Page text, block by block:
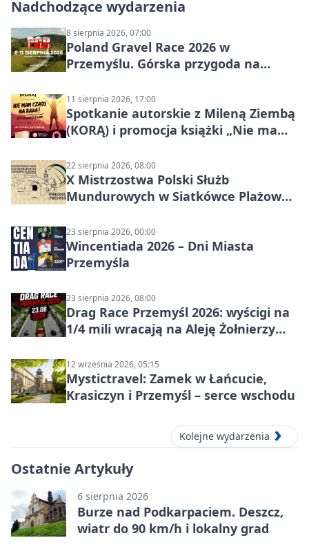
Nadchodzące wydarzenia
8 sierpnia 2026, 07:00
Poland Gravel Race 2026 w
Przemyślu. Górska przygoda na
11 sierpnia 2026, 17:00
Spotkanie autorskie z Mileną Ziembą
(KORĄ) i promocja książki „Nie mam
22 sierpnia 2026, 08:00
X Mistrzostwa Polski Służb
Mundurowych w Siatkówce Plażowej
23 sierpnia 2026, 00:00
Wincentiada 2026 – Dni Miasta
Przemyśla
23 sierpnia 2026, 08:00
Drag Race Przemyśl 2026: wyścigi na
1/4 mili wracają na Aleję Żołnierzy
12 września 2026, 05:15
Mystictravel: Zamek w Łańcucie,
Krasiczyn i Przemyśl – serce wschodu
Kolejne wydarzenia
Ostatnie Artykuły
6 sierpnia 2026
Burze nad Podkarpaciem. Deszcz,
wiatr do 90 km/h i lokalny grad